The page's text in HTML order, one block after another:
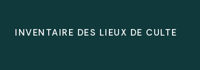
INVENTAIRE DES LIEUX DE CULTE